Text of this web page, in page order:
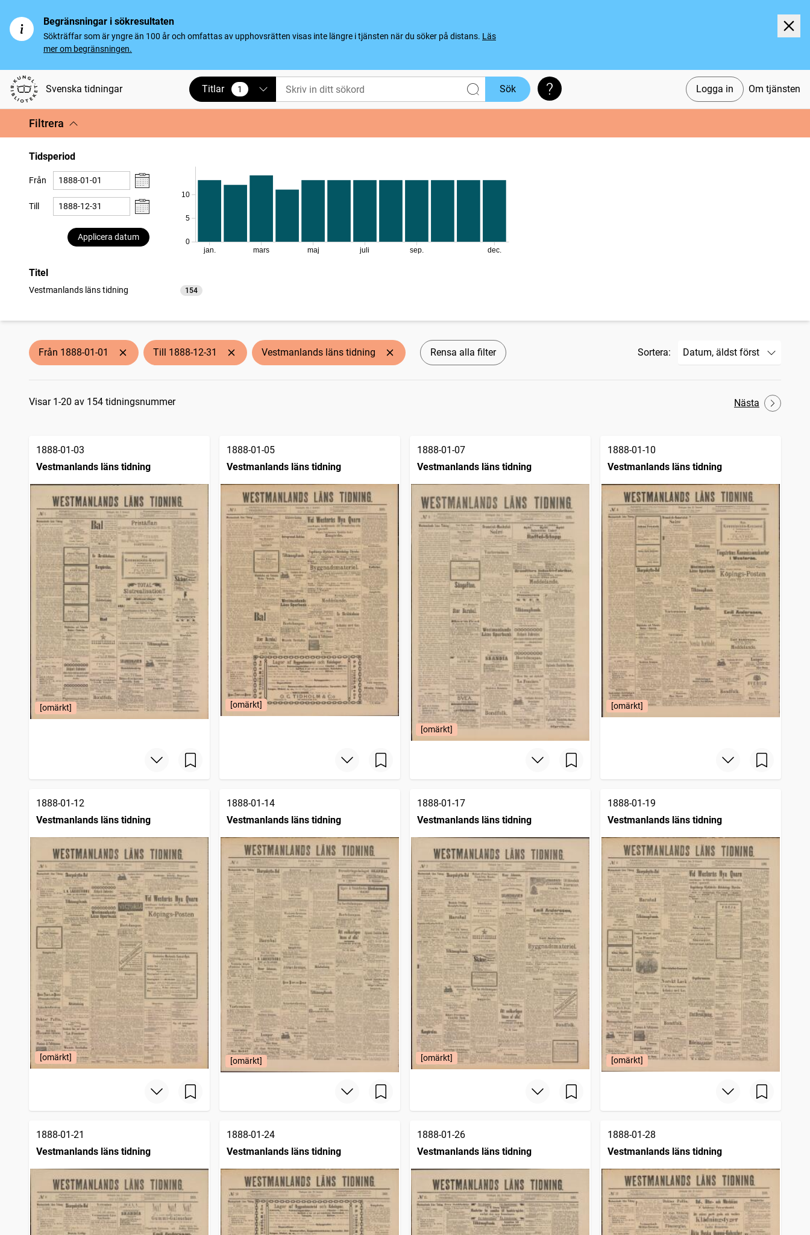
Begränsningar i sökresultaten
Sökträffar som är yngre än 100 år och omfattas av upphovsrätten visas inte längre i tjänsten när du söker på distans. Läs
mer om begränsningen.
Svenska tidningar Logga in Om tjänsten
Titlar 1
vald Sök Söktips
Filtrera
Tidsperiod
Från
Till
Applicera datum
0
5
10
jan. mars maj juli sep. dec.
Titel
Vestmanlands läns tidning 154
träffar
Från 1888-01-01 Till 1888-12-31 Vestmanlands läns tidning Rensa alla filter Sortera:
Sökresultat
Visar 1-20 av 154 tidningsnummer Nästa
1888-01-03
Vestmanlands läns tidning
[omärkt]
1888-01-05
Vestmanlands läns tidning
[omärkt]
1888-01-07
Vestmanlands läns tidning
[omärkt]
1888-01-10
Vestmanlands läns tidning
[omärkt]
1888-01-12
Vestmanlands läns tidning
[omärkt]
1888-01-14
Vestmanlands läns tidning
[omärkt]
1888-01-17
Vestmanlands läns tidning
[omärkt]
1888-01-19
Vestmanlands läns tidning
[omärkt]
1888-01-21
Vestmanlands läns tidning
1888-01-24
Vestmanlands läns tidning
1888-01-26
Vestmanlands läns tidning
1888-01-28
Vestmanlands läns tidning